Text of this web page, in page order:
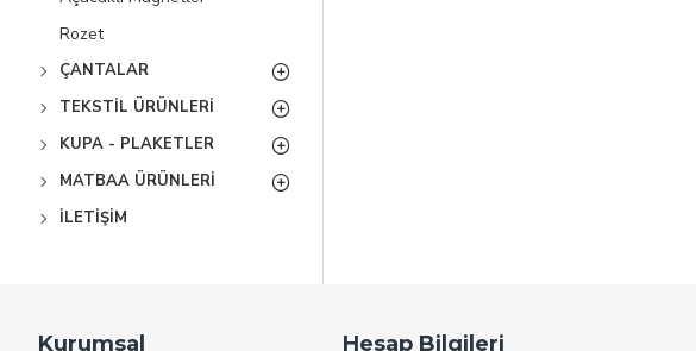
Rozet
ÇANTALAR
TEKSTIL ÜRÜNLERI
KUPA - PLAKETLER
MATBAA ÜRÜNLERI
İLETIŞIM
Kurumsal Hesap Bilgileri